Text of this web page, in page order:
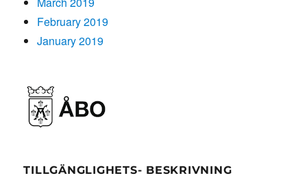
February 2019
January 2019
TILLGÄNGLIGHETS- BESKRIVNING